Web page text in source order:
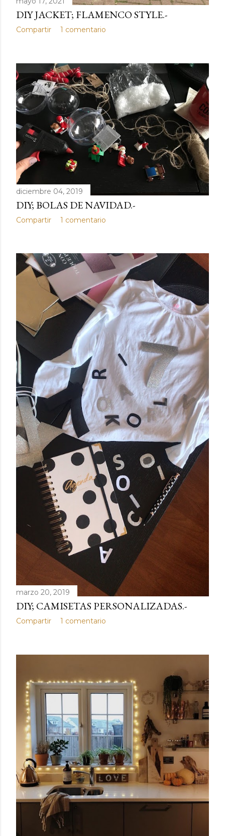
DIY JACKET; FLAMENCO STYLE.-
Compartir 1 comentario
diciembre 04, 2019
DIY; BOLAS DE NAVIDAD.-
Compartir 1 comentario
marzo 20, 2019
DIY; CAMISETAS PERSONALIZADAS.-
Compartir 1 comentario